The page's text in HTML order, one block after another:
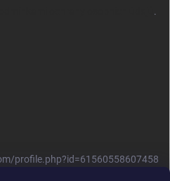
.
profile.php?id=61560558607458